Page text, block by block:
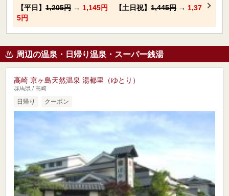
【平日】 1,205円 → 1,145円 【土日祝】 1,445円 → 1,37
5円
周辺の温泉・日帰り温泉・スーパー銭湯
高崎 京ヶ島天然温泉 湯都里（ゆとり）
群馬県 / 高崎
日帰り クーポン